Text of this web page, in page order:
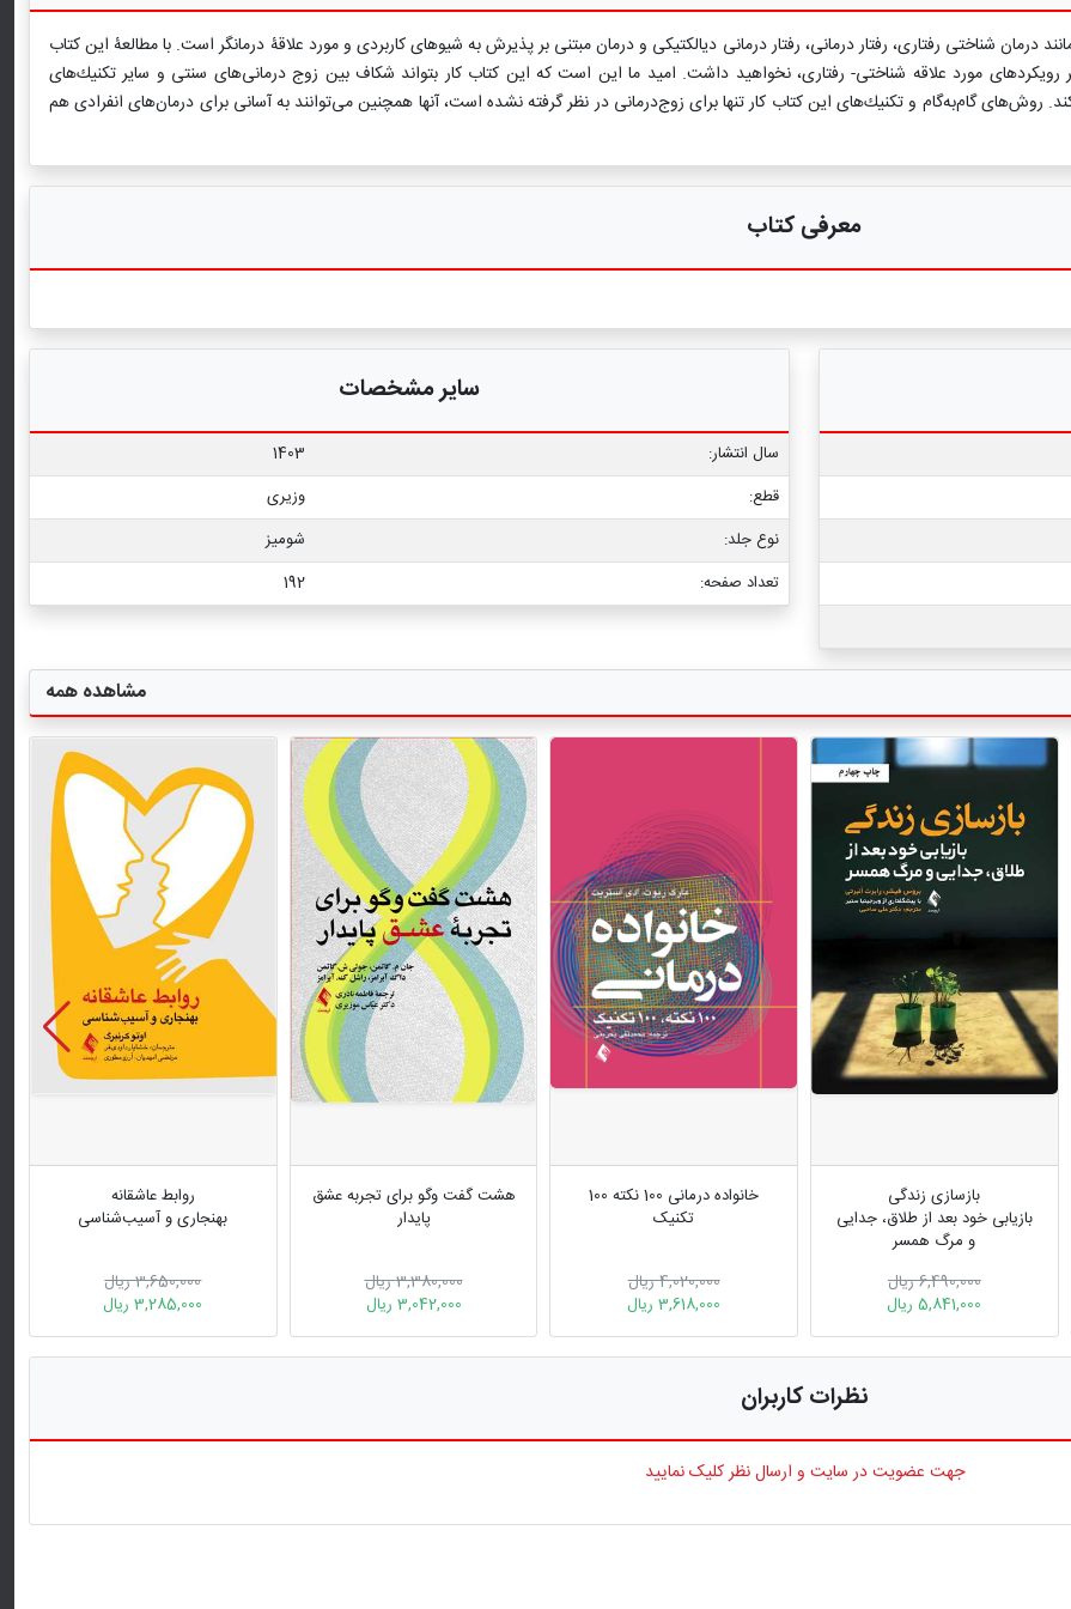
درمان شناختی رفتاری، رفتار درمانی، رفتار درمانی دیالکتیکی و درمان مبتنی بر پذیرش به شیوهای كاربردی و مورد علاقۀ درمانگر است. با مطالعۀ این کتاب
رویكردهای مورد علاقه شناختی- رفتاری، نخواهید داشت. امید ما این است كه این كتاب كار بتواند شكاف بین زوج درمانی‌های سنتی و سایر تكنیك‌های
روش‌های گام‌به‌گام و تكنیك‌های این كتاب كار تنها برای زوج‌درمانی در نظر گرفته نشده است، آنها همچنین می‌توانند به آسانی برای درمان‌های انفرادی هم
معرفی کتاب
سایر مشخصات
سال انتشار:
1403
قطع:
وزیری
نوع جلد:
شومیز
تعداد صفحه:
192
مشاهده همه
بازسازی زندگی
بازیابی خود بعد از طلاق، جدایی
و مرگ همسر
6,490,000 ریال
5,841,000 ریال
خانواده درمانی 100 نکته 100
تکنیک
4,020,000 ریال
3,618,000 ریال
هشت گفت وگو برای تجربه عشق
پایدار
3,380,000 ریال
3,042,000 ریال
روابط عاشقانه
بهنجاری و آسیب‌شناسی
3,650,000 ریال
3,285,000 ریال
نظرات کاربران
جهت عضویت در سایت و ارسال نظر کلیک نمایید